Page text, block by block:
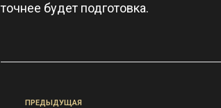
точнее будет подготовка.
ПРЕДЫДУЩАЯ